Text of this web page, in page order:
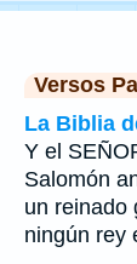
Versos
La Biblia
Y el
Salomón
un reinado
ningún rey